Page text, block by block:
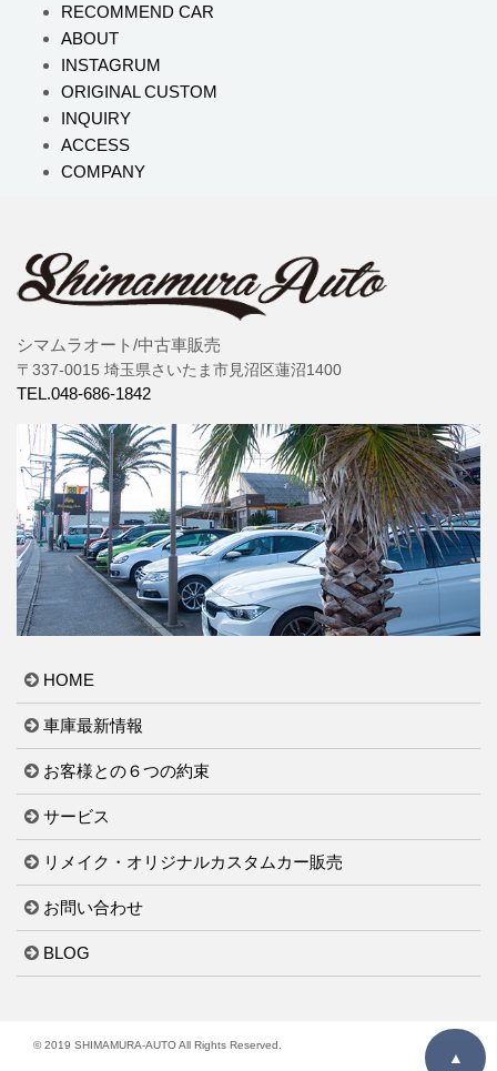
RECOMMEND CAR
ABOUT
INSTAGRUM
ORIGINAL CUSTOM
INQUIRY
ACCESS
COMPANY
シマムラオート/中古車販売
〒337-0015 埼玉県さいたま市見沼区蓮沼1400
TEL.048-686-1842
HOME
車庫最新情報
お客様との６つの約束
サービス
リメイク・オリジナルカスタムカー販売
お問い合わせ
BLOG
© 2019 SHIMAMURA-AUTO All Rights Reserved.
▲